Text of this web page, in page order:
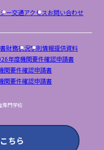
ちら
ー交通アクセスお問い合わせ
財務状況学則情報提供資料
年度機関要件確認申請書
関要件確認申請書
関要件確認申請書
専門学校